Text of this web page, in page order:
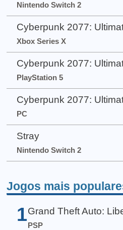
Nintendo Switch 2
Cyberpunk 2077:
Xbox Series X
Cyberpunk 2077:
PlayStation 5
Cyberpunk 2077:
PC
Stray
Nintendo Switch 2
Jogos mais
1 Grand Theft Auto:
PSP